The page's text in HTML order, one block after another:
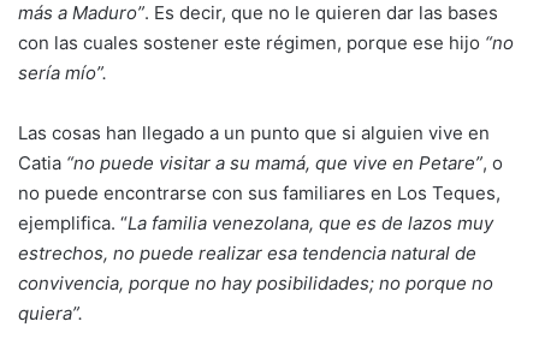
más a Maduro”. Es decir, que no le quieren dar las bases
con las cuales sostener este régimen, porque ese hijo “no
sería mío”.
Las cosas han llegado a un punto que si alguien vive en
Catia “no puede visitar a su mamá, que vive en Petare”, o
no puede encontrarse con sus familiares en Los Teques,
ejemplifica. “La familia venezolana, que es de lazos muy
estrechos, no puede realizar esa tendencia natural de
convivencia, porque no hay posibilidades; no porque no
quiera”.